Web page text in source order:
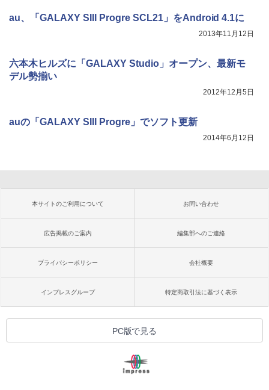
au、「GALAXY SIII Progre SCL21」をAndroid 4.1に
2013年11月12日
六本木ヒルズに「GALAXY Studio」オープン、最新モ
デル勢揃い
2012年12月5日
auの「GALAXY SIII Progre」でソフト更新
2014年6月12日
本サイトのご利用について お問い合わせ
広告掲載のご案内 編集部へのご連絡
プライバシーポリシー 会社概要
インプレスグループ 特定商取引法に基づく表示
PC版で見る